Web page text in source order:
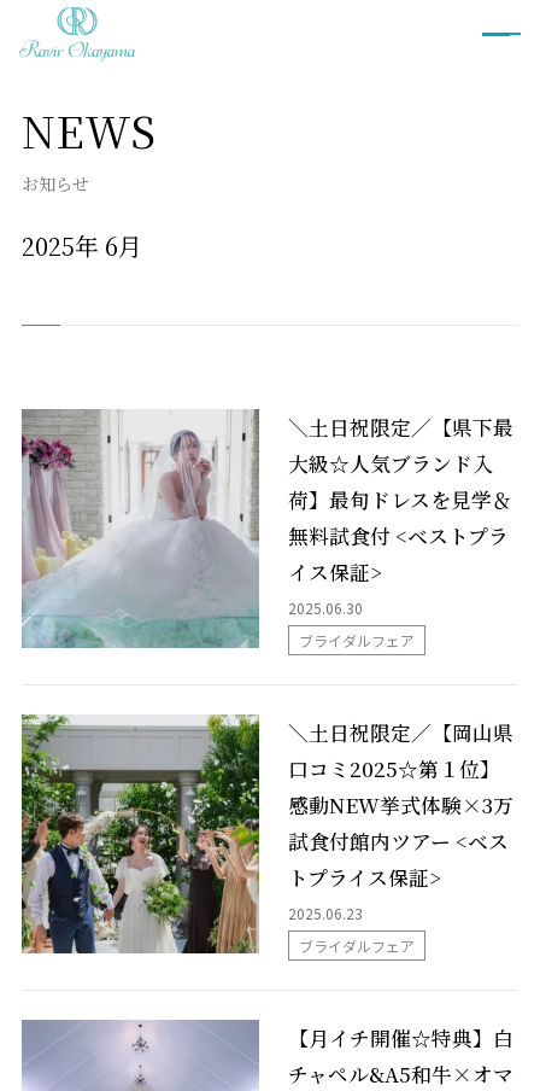
ブライダルフェア
プラン
衣裳ご予約
お料理
パーティレポート
施設案内
Banquet
嘉（Yorokobi）の間
ブルームガーデン
シャンティ
Bona（ボナ）
GENNU（ジェンヌ）
アクセス
式をされるお客様へ
NEWS
お知らせ
2025年 6月
＼土日祝限定／【県下最
大級☆人気ブランド入
荷】最旬ドレスを見学＆
無料試食付 <ベストプラ
イス保証>
2025.06.30
ブライダルフェア
＼土日祝限定／【岡山県
口コミ2025☆第１位】
感動NEW挙式体験×3万
試食付館内ツアー <ベス
トプライス保証>
2025.06.23
ブライダルフェア
【月イチ開催☆特典】白
チャペル&A5和牛×オマ